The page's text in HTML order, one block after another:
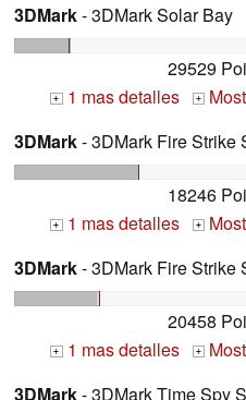
3DMark- 3DMark Solar Bay
29529
+ 1 mas detalles +
3DMark- 3DMark Fire Strike
18246
+ 1 mas detalles +
3DMark- 3DMark Fire Strike
20458
+ 1 mas detalles +
3DMark- 3DMark Time Spy